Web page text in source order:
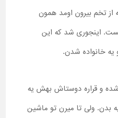
از تخم بیرون اومد همون
اینجوری شد که این
یه خانواده شدن.
و قراره دوستاش بهش یه
بدن. ولی تا میرن تو ماشین